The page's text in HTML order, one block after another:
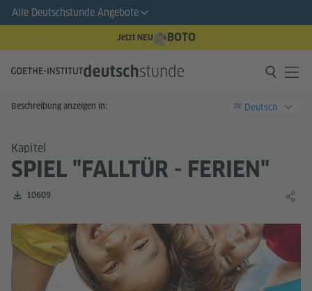
Alle Deutschstunde Angebote
Jetzt NEU BOTO
Beschreibung anzeigen in: DE Deutsch
Kapitel
SPIEL "FALLTÜR - FERIEN"
Zahl der Downloads:
10609